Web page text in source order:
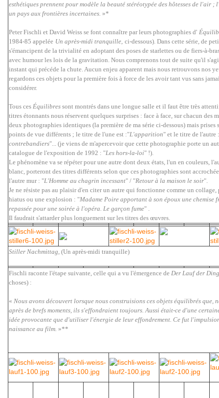
esthétiques prennent pour modèle la beauté stéréotypée des hôtesses de l'air ;
un pays aux frontières incertaines. »*
Peter Fischli et David Weiss se font connaître par leurs photographies d'
1984-85 appelée Un après-midi tranquille, ci-dessous). Dans cette série, de
s'émancipent de la trivialité en adoptant des poses de starlettes ou de fiers-à-
avec humour les lois de la gravitation. Nous comprenons tout de suite qu'il
instant qui précéde la chute. Aucun enjeu apparent mais nous retrouvons nos
regardons ces objets pour la première fois à force de les avoir tant vus sans
considérer.
Tous ces Équilibres sont montrés dans une longue salle et il faut être très
titres étonnants nous réservent quelques surprises : face à face, sur chacun des
deux photographies identiques (la première de ma série ci-dessous) mais prises
points de vue différents ; le titre de l'une est :"L'apparition" et le titre de l'autre
contrebandiers"... (je viens de m'apercevoir que cette photographie porte un
catalogue de l'exposition de 1992 : "Les hors-la-loi" !).
Le phénomène va se répéter pour une autre dont deux états, l'un en couleurs,
blanc, porteront des titres différents selon que ces photographies sont
l'autre mur : "L'Homme au chagrin incessant" / "Retour à la maison le soir".
Je ne résiste pas au plaisir d'en citer un autre qui fonctionne comme un collage,
hiatus ou une explosion : "Madame Poire apportant à son époux une chemise
repassée pour une soirée à l'opéra. Le garçon fume" .
Il faudrait s'attarder plus longuement sur les titres des œuvres.
Stiller Nachmittag, (Un après-midi tranquille)
Fischli raconte l'étape suivante, celle qui a vu l'émergence de Der Lauf der
choses) :
« Nous avons découvert lorsque nous construisions ces objets équilibrés que,
après de brefs moments, ils s'effondraient toujours. Aussi était-ce d'une
idée provocante que d'utiliser l'énergie de leur effondrement. Ce fut
naissance au film. »**